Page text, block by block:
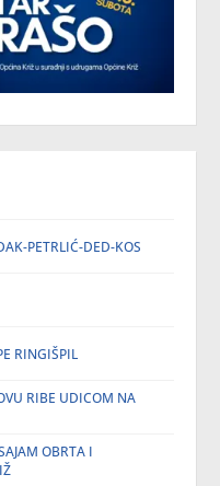
PETRLIĆ-DED-KOS
RINGIŠPIL
RIBE UDICOM NA
OBRTA I